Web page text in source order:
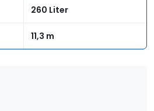
260 Liter
11,3 m